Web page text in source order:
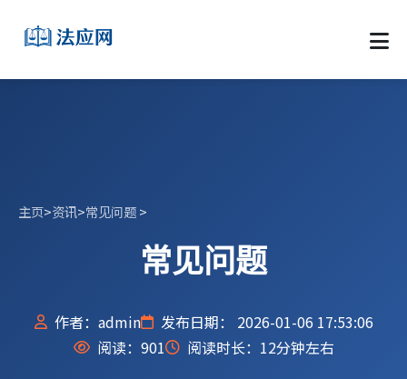
主页>资讯>常见问题>
常见问题
作者：admin
发布日期： 2026-01-06 17:53:06
阅读： 901 阅读时长：12分钟左右